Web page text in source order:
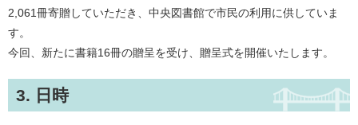
2,061冊寄贈していただき、中央図書館で市民の利用に供していま
す。
今回、新たに書籍16冊の贈呈を受け、贈呈式を開催いたします。
3. 日時